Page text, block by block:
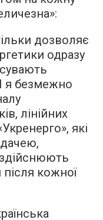
дозволяє
одразу
я безмежно
лінійних
які
кожної